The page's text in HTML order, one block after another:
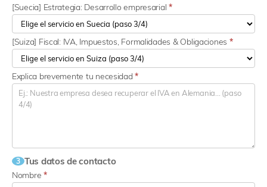
[Suecia] Estrategia: Desarrollo empresarial*
[Suiza] Fiscal: IVA, Impuestos, Formalidades & Obligaciones *
Explica brevemente tu necesidad*
3 Tus datos de contacto
Nombre*